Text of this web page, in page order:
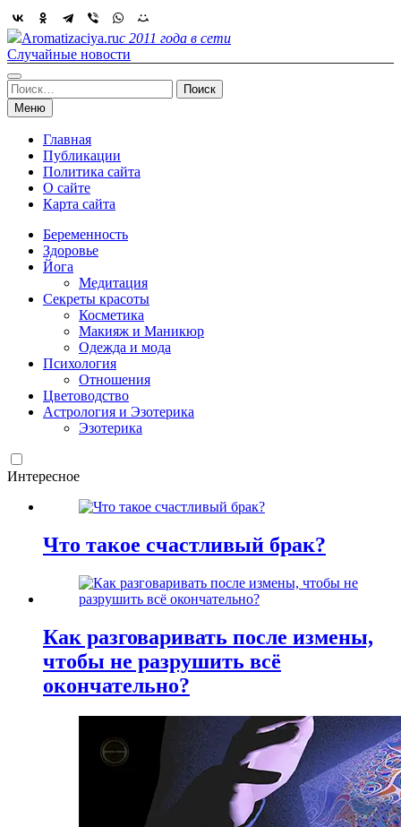
Skip
to
content
Aromatizaciya.ruс 2011 года в сети
Случайные новости
Найти:
Меню
Главная
Публикации
Политика сайта
О сайте
Карта сайта
Беременность
Здоровье
Йога
Медитация
Секреты красоты
Косметика
Макияж и Маникюр
Одежда и мода
Психология
Отношения
Цветоводство
Астрология и Эзотерика
Эзотерика
Интересное
Что такое счастливый брак?
Как разговаривать после измены,
чтобы не разрушить всё
окончательно?